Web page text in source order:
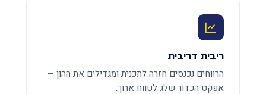
ריבית דריבית
הרווחים נכנסים חזרה לתכנית ומגדילים את ההון –
אפקט הכדור שלג לטווח ארוך.